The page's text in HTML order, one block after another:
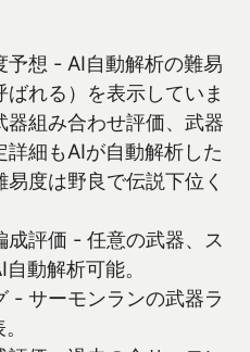
予想 - AI自動解析の難易
れる）を表示していま
器組み合わせ評価、武器
細もAIが自動解析した
度は野良で伝説下位く
成評価 - 任意の武器、ス
動解析可能。
- サーモンランの武器ラ